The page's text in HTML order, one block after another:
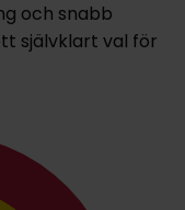
och snabb
självklart val för